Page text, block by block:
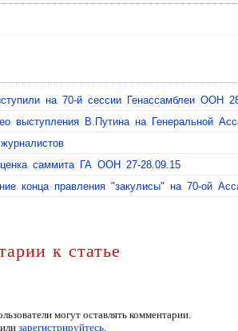
на 70-й сессии Генассамблеи ООН
выступления В.Путина на Генеральной
саммита ГА ООН 27-28.09.15
конца правления "закулисы" на 70-ой
к статье
могут оставлять комментарии.
зарегистрируйтесь.